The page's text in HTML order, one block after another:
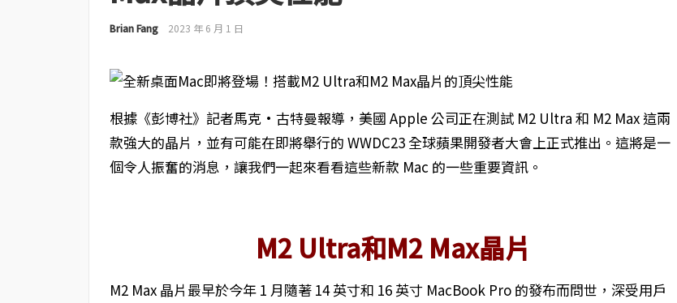
Brian Fang 2023 年 6 月 1 日
根據《彭博社》記者馬克·古特曼報導，美國 Apple 公司正在測試 M2 Ultra 和 M2 Max 這兩
款強大的晶片，並有可能在即將舉行的 WWDC23 全球蘋果開發者大會上正式推出。這將是一
個令人振奮的消息，讓我們一起來看看這些新款 Mac 的一些重要資訊。
M2 Ultra和M2 Max晶片
M2 Max 晶片最早於今年 1 月隨著 14 英寸和 16 英寸 MacBook Pro 的發布而問世，深受用戶